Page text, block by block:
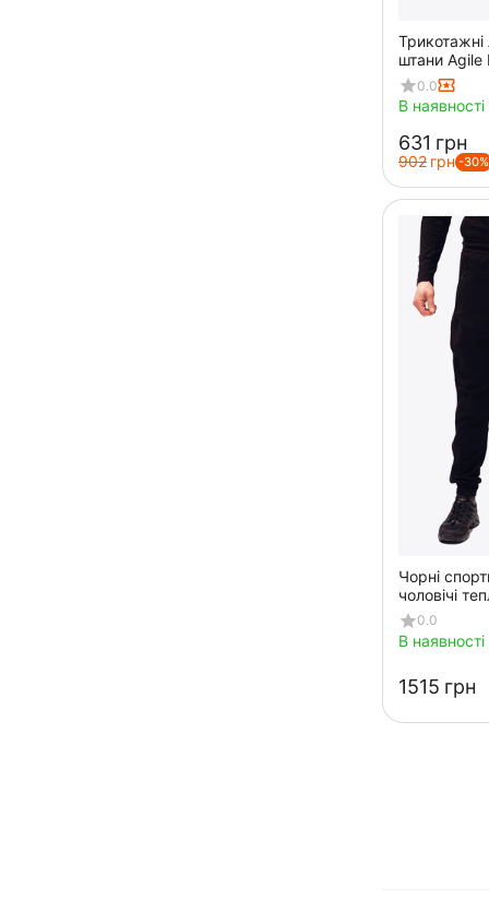
Трикотажні
штани Agile
0.0
В наявності
‍631‍ грн
‍902‍ грн -30%
Чорні
чоловічі
0.0
В наявності
‍1515‍ грн